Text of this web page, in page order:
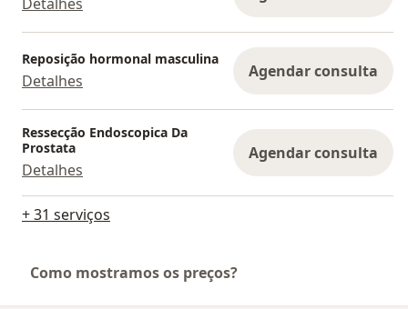
Reposição hormonal masculina
Detalhes Agendar consulta
Ressecção Endoscopica Da
Prostata
Detalhes
Agendar consulta
+ 31 serviços
Como mostramos os preços?